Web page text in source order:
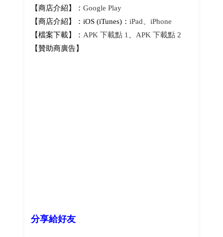
【商店介紹】： Google Play
【商店介紹】：iOS (iTunes)： iPad、iPhone
【檔案下載】： APK 下載點 1、 APK 下載點 2
【贊助商廣告】
分享給好友